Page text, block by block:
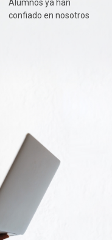
Alumnos ya han
confiado en nosotros